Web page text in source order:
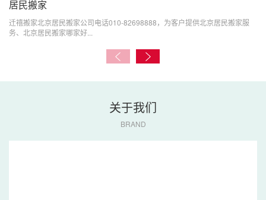
居民搬家
迁禧搬家北京居民搬家公司电话010-82698888，为客户提供北京居民搬家服
务、北京居民搬家哪家好...
关于我们
BRAND